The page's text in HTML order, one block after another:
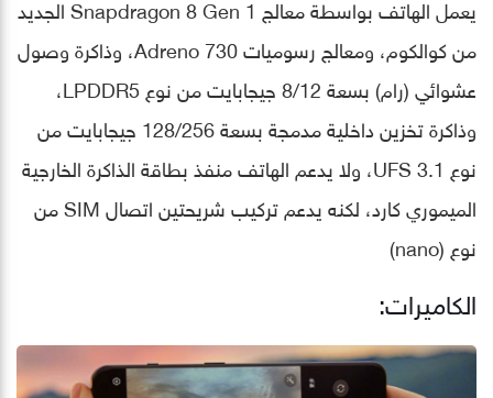
يعمل الهاتف بواسطة معالج Snapdragon 8 Gen 1 الجديد
من كوالكوم، ومعالج رسوميات Adreno 730، وذاكرة وصول
عشوائي (رام) بسعة 8/12 جيجابايت من نوع LPDDR5،
وذاكرة تخزين داخلية مدمجة بسعة 128/256 جيجابايت من
نوع UFS 3.1، ولا يدعم الهاتف منفذ بطاقة الذاكرة الخارجية
الميموري كارد، لكنه يدعم تركيب شريحتين اتصال SIM من
نوع (nano)
الكاميرات: